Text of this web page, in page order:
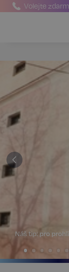
Volejte
Náš tip:pro